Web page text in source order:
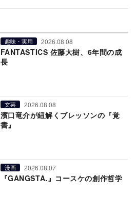
趣味・実用 2026.08.08
FANTASTICS 佐藤大樹、6年間の成
長
文芸 2026.08.08
濱口竜介が紐解くブレッソンの『覚
書』
漫画 2026.08.07
『GANGSTA.』コースケの創作哲学